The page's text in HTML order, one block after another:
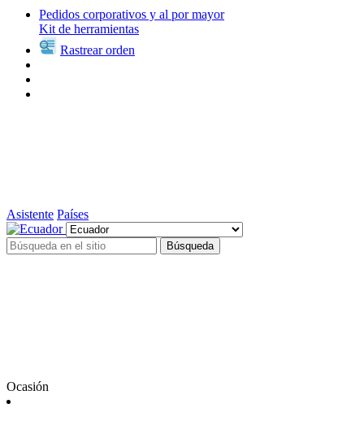
Pedidos corporativos y al por mayor
Kit de herramientas
Rastrear orden
Asistente Países
Búsqueda
Ocasión